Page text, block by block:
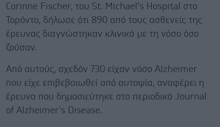
Corinne Fischer, του St. Michael's Hospital στο
Τορόντο, δήλωσε ότι 890 από τους ασθενείς της
έρευνας διαγνώστηκαν κλινικά με τη νόσο όσο
ζούσαν.
Από αυτούς, σχεδόν 730 είχαν νόσο Alzheimer
που είχε επιβεβαιωθεί από αυτοψία, αναφέρει η
έρευνα που δημοσιεύτηκε στο περιοδικό Journal
of Alzheimer's Disease.